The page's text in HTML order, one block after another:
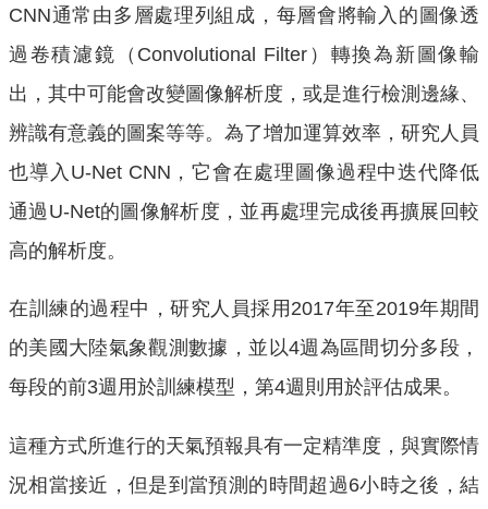
CNN通常由多層處理列組成，每層會將輸入的圖像透
過卷積濾鏡（Convolutional Filter）轉換為新圖像輸
出，其中可能會改變圖像解析度，或是進行檢測邊緣、
辨識有意義的圖案等等。為了增加運算效率，研究人員
也導入U-Net CNN，它會在處理圖像過程中迭代降低
通過U-Net的圖像解析度，並再處理完成後再擴展回較
高的解析度。
在訓練的過程中，研究人員採用2017年至2019年期間
的美國大陸氣象觀測數據，並以4週為區間切分多段，
每段的前3週用於訓練模型，第4週則用於評估成果。
這種方式所進行的天氣預報具有一定精準度，與實際情
況相當接近，但是到當預測的時間超過6小時之後，結